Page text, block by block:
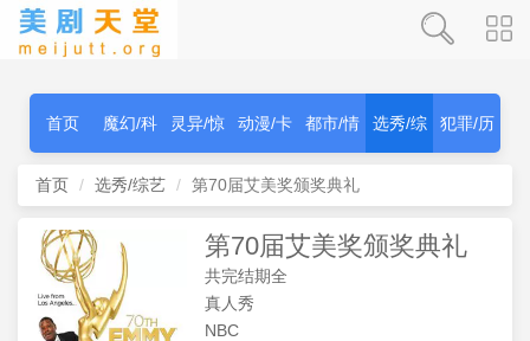
首页 魔幻/科
幻
灵异/惊
秫
动漫/卡
通
都市/情
感
选秀/综 犯罪/历
首页 选秀/综艺 第70届艾美奖颁奖典礼
第70届艾美奖颁奖典礼
共完结期全
真人秀
NBC